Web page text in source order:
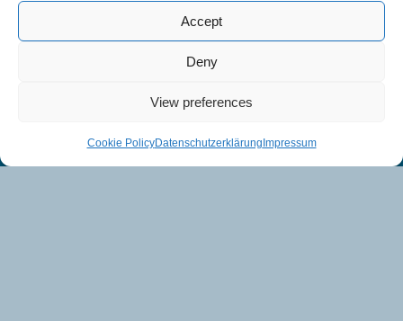
Accept
Deny
View preferences
Cookie PolicyDatenschutzerklärung Impressum